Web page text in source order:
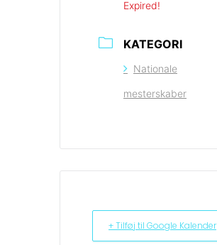
Expired!
KATEGORI
Nationale
mesterskaber
+ Tilføj til Google Kalender